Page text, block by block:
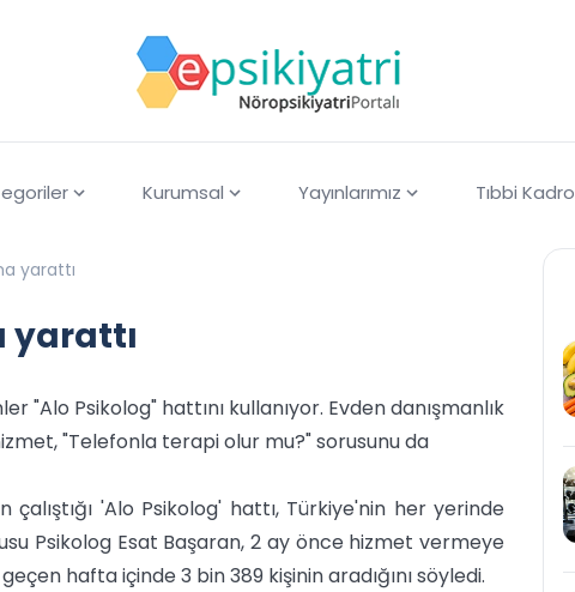
Kurumsal Yayınlarımız Tıbbi Kadro
yarattı
yarattı
Psikolog" hattını kullanıyor. Evden danışmanlık
"Telefonla terapi olur mu?" sorusunu da
'Alo Psikolog' hattı, Türkiye'nin her yerinde
Psikolog Esat Başaran, 2 ay önce hizmet vermeye
hafta içinde 3 bin 389 kişinin aradığını söyledi.